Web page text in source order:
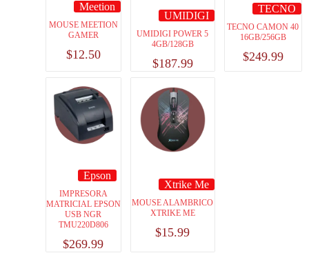
Meetion
MOUSE MEETION
GAMER
$12.50
UMIDIGI
UMIDIGI POWER 5
4GB/128GB
$187.99
TECNO
TECNO CAMON 40
16GB/256GB
$249.99
Epson
IMPRESORA
MATRICIAL EPSON
USB NGR
TMU220D806
$269.99
Xtrike Me
MOUSE ALAMBRICO
XTRIKE ME
$15.99